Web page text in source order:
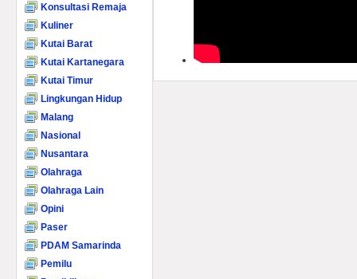
Konsultasi Remaja
Kuliner
Kutai Barat
Kutai Kartanegara
Kutai Timur
Lingkungan Hidup
Malang
Nasional
Nusantara
Olahraga
Olahraga Lain
Opini
Paser
PDAM Samarinda
Pemilu